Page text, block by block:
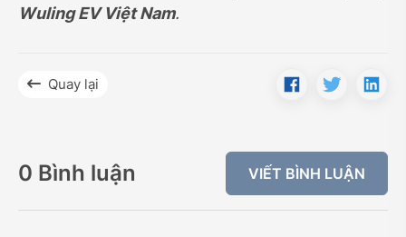
Wuling EV Việt Nam.
Quay lại
0 Bình luận VIẾT BÌNH LUẬN